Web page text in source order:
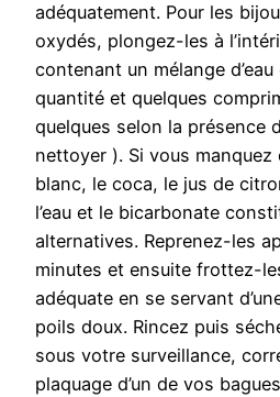
adéquatement. Pour les
oxydés, plongez-les à
contenant un mélange
quantité et quelques
quelques selon la présence
nettoyer ). Si vous manquez
blanc, le coca, le jus de
l’eau et le bicarbonate
alternatives. Reprenez-les
minutes et ensuite frottez-
adéquate en se servant
poils doux. Rincez puis
sous votre surveillance,
plaquage d’un de vos